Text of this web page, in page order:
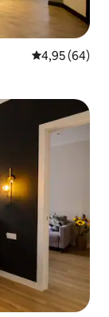
4,95 de uma
4,95 (64)